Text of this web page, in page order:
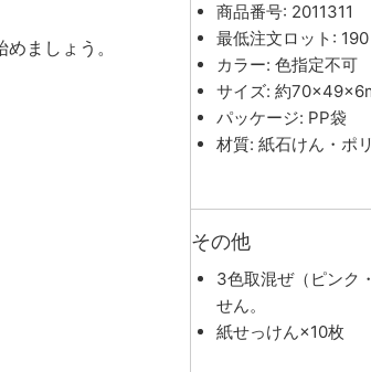
ましょう。
商品番号: 2011311
最低注文ロット: 190
カラー: 色指定不可
サイズ: 約
パッケージ: PP袋
材質: 紙石けん・ポ
その他
3色取混ぜ（ピンク
せん。
紙せっけん×10枚